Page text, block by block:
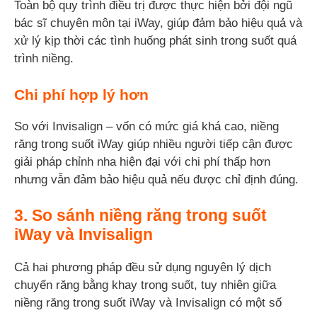
Toàn bộ quy trình điều trị được thực hiện bởi đội ngũ
bác sĩ chuyên môn tại iWay, giúp đảm bảo hiệu quả và
xử lý kịp thời các tình huống phát sinh trong suốt quá
trình niềng.
Chi phí hợp lý hơn
So với Invisalign – vốn có mức giá khá cao, niềng
răng trong suốt iWay giúp nhiều người tiếp cận được
giải pháp chỉnh nha hiện đại với chi phí thấp hơn
nhưng vẫn đảm bảo hiệu quả nếu được chỉ định đúng.
3. So sánh niềng răng trong suốt
iWay và Invisalign
Cả hai phương pháp đều sử dụng nguyên lý dịch
chuyển răng bằng khay trong suốt, tuy nhiên giữa
niềng răng trong suốt iWay và Invisalign có một số